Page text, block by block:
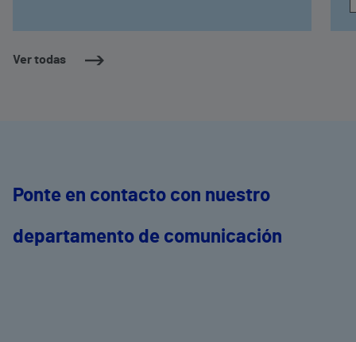
Ver todas
Ponte en contacto con nuestro
departamento de comunicación